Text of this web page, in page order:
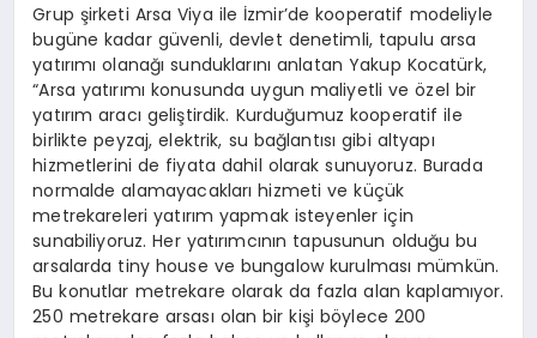
Grup şirketi Arsa Viya ile İzmir’de kooperatif modeliyle
bugüne kadar güvenli, devlet denetimli, tapulu arsa
yatırımı olanağı sunduklarını anlatan Yakup Kocatürk,
“Arsa yatırımı konusunda uygun maliyetli ve özel bir
yatırım aracı geliştirdik. Kurduğumuz kooperatif ile
birlikte peyzaj, elektrik, su bağlantısı gibi altyapı
hizmetlerini de fiyata dahil olarak sunuyoruz. Burada
normalde alamayacakları hizmeti ve küçük
metrekareleri yatırım yapmak isteyenler için
sunabiliyoruz. Her yatırımcının tapusunun olduğu bu
arsalarda tiny house ve bungalow kurulması mümkün.
Bu konutlar metrekare olarak da fazla alan kaplamıyor.
250 metrekare arsası olan bir kişi böylece 200